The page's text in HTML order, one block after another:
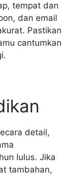
tempat dan
dan email
Pastikan
cantumkan
detail,
lulus. Jika
tambahan,